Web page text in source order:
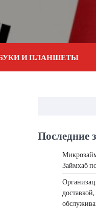
И ПЛАНШЕТЫ
Последние
Займхаб